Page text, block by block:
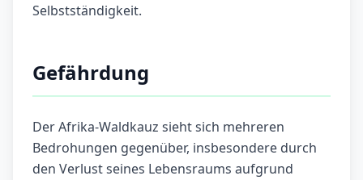
Selbstständigkeit.
Gefährdung
Der Afrika-Waldkauz sieht sich mehreren
Bedrohungen gegenüber, insbesondere durch
den Verlust seines Lebensraums aufgrund